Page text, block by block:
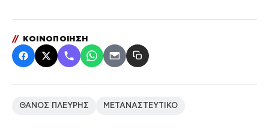
// ΚΟΙΝΟΠΟΙΗΣΗ
ΘΑΝΟΣ ΠΛΕΥΡΗΣ ΜΕΤΑΝΑΣΤΕΥΤΙΚΟ